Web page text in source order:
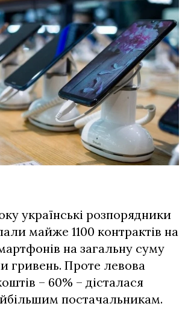
українські розпорядники
майже 1100 контрактів на
на загальну суму
гривень. Проте левова
– 60% – дісталася
постачальникам.